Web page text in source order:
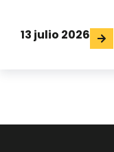
13 julio 2026